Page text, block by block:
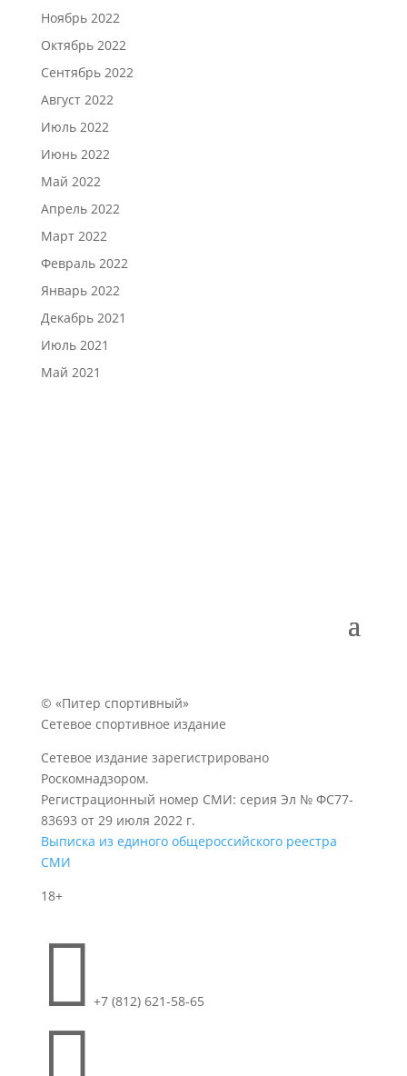
Ноябрь 2022
Октябрь 2022
Сентябрь 2022
Август 2022
Июль 2022
Июнь 2022
Май 2022
Апрель 2022
Март 2022
Февраль 2022
Январь 2022
Декабрь 2021
Июль 2021
Май 2021
© «Питер спортивный»
Сетевое спортивное издание
Сетевое издание зарегистрировано
Роскомнадзором.
Регистрационный номер СМИ: серия Эл № ФС77-
83693 от 29 июля 2022 г.
Выписка из единого общероссийского реестра
СМИ
18+
 +7 (812) 621-58-65